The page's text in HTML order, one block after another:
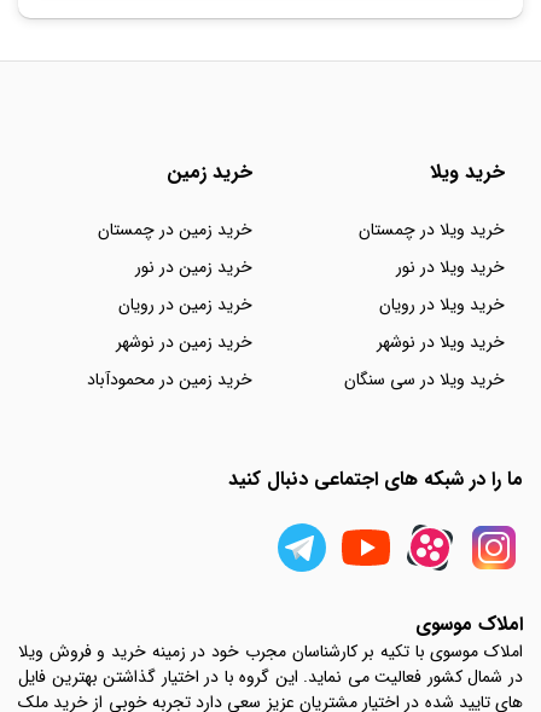
خرید ویلا
خرید ویلا در چمستان
خرید ویلا در نور
خرید ویلا در رویان
خرید ویلا در نوشهر
خرید ویلا در سی سنگان
خرید زمین
خرید زمین در چمستان
خرید زمین در نور
خرید زمین در رویان
خرید زمین در نوشهر
خرید زمین در محمودآباد
ما را در شبکه های اجتماعی دنبال کنید
املاک موسوی
املاک موسوی با تکیه بر کارشناسان مجرب خود در زمینه خرید و فروش ویلا
در شمال کشور فعالیت می نماید. این گروه با در اختیار گذاشتن بهترین فایل
های تایید شده در اختیار مشتریان عزیز سعی دارد تجربه خوبی از خرید ملک